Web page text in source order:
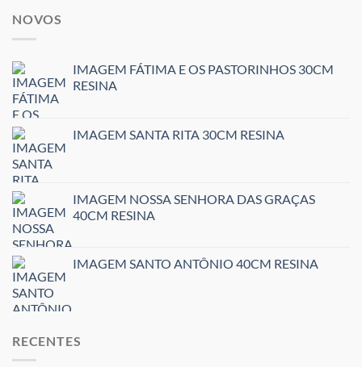
NOVOS
IMAGEM FÁTIMA E OS PASTORINHOS 30CM
RESINA
IMAGEM SANTA RITA 30CM RESINA
IMAGEM NOSSA SENHORA DAS GRAÇAS
40CM RESINA
IMAGEM SANTO ANTÔNIO 40CM RESINA
RECENTES